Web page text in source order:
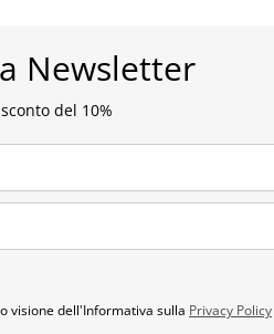
Newsletter
del 10%
visione dell'Informativa sulla Privacy Policy